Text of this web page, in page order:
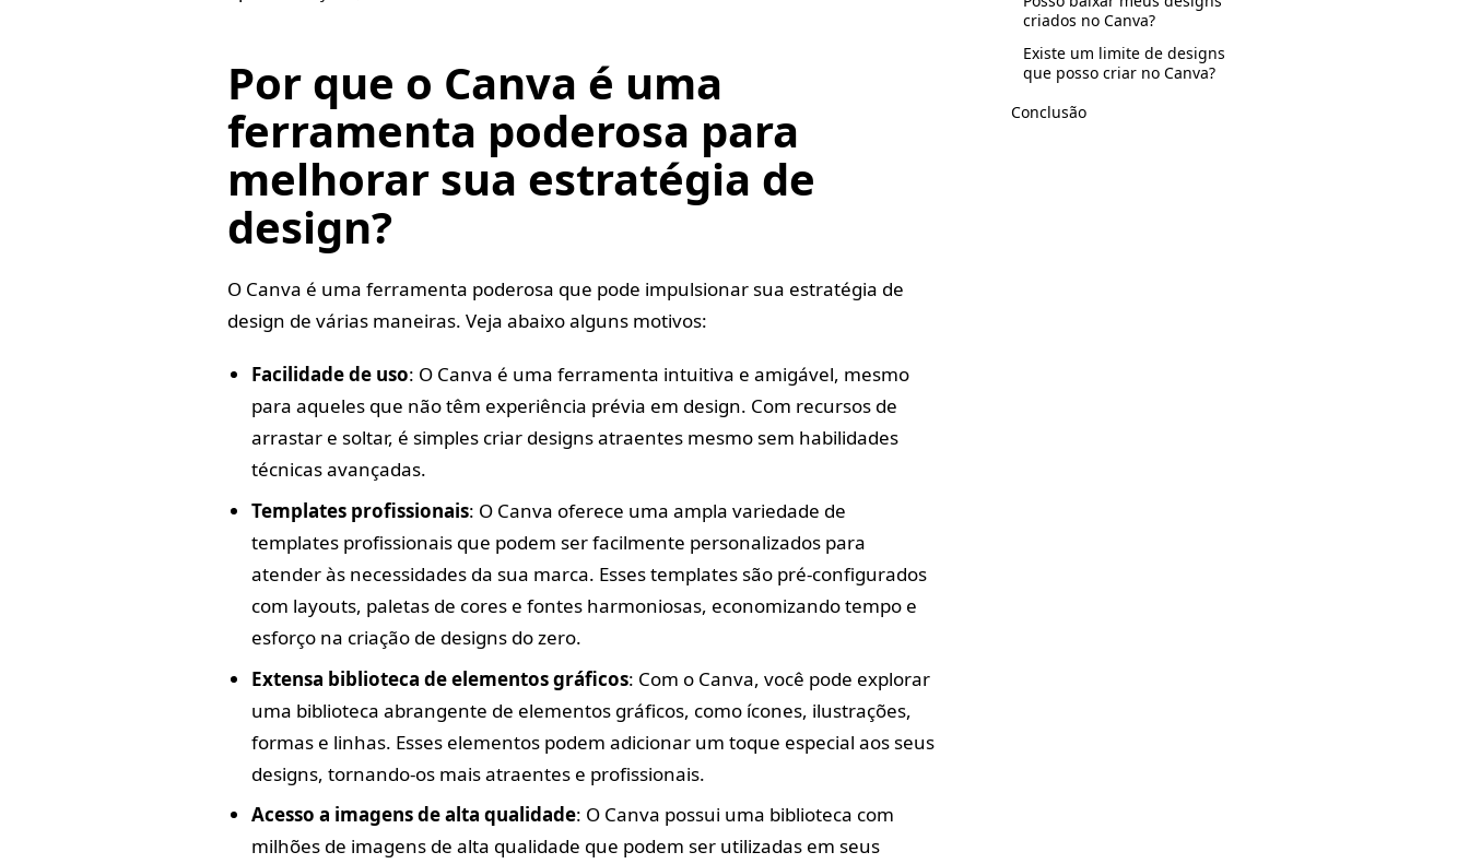
Por que o Canva é uma
ferramenta poderosa para
melhorar sua estratégia de
design?
O Canva é uma ferramenta poderosa que pode impulsionar sua estratégia de
design de várias maneiras. Veja abaixo alguns motivos:
Facilidade de uso: O Canva é uma ferramenta intuitiva e amigável, mesmo
para aqueles que não têm experiência prévia em design. Com recursos de
arrastar e soltar, é simples criar designs atraentes mesmo sem habilidades
técnicas avançadas.
Templates profissionais: O Canva oferece uma ampla variedade de
templates profissionais que podem ser facilmente personalizados para
atender às necessidades da sua marca. Esses templates são pré-configurados
com layouts, paletas de cores e fontes harmoniosas, economizando tempo e
esforço na criação de designs do zero.
Extensa biblioteca de elementos gráficos: Com o Canva, você pode explorar
uma biblioteca abrangente de elementos gráficos, como ícones, ilustrações,
formas e linhas. Esses elementos podem adicionar um toque especial aos seus
designs, tornando-os mais atraentes e profissionais.
Acesso a imagens de alta qualidade: O Canva possui uma biblioteca com
milhões de imagens de alta qualidade que podem ser utilizadas em seus
criados no Canva?
Existe um limite de designs
que posso criar no Canva?
Conclusão